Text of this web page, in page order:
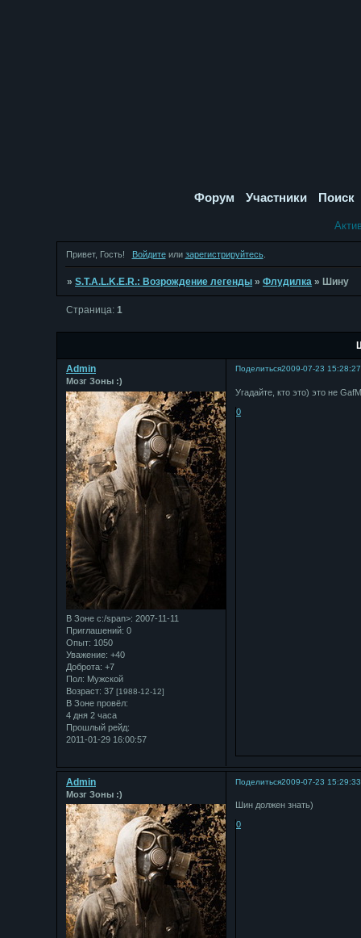
Форум Участники Поиск
Привет, Гость! Войдитеили зарегистрируйтесь.
»S.T.A.L.K.E.R.: Возрождение легенды »Флудилка » Шину
Страница:1
Поделиться2009-07-23 15:28:27
Admin
Мозг Зоны :)
В Зоне с:/span>: 2007-11-11
Приглашений: 0
Опыт: 1050
Уважение: +40
Доброта: +7
Пол: Мужской
Возраст: 37 [1988-12-12]
В Зоне провёл:
4 дня 2 часа
Прошлый рейд:
2011-01-29 16:00:57
Угадайте, кто это) это не
0
Поделиться2009-07-23 15:29:33
Admin
Мозг Зоны :)
Шин должен знать)
0